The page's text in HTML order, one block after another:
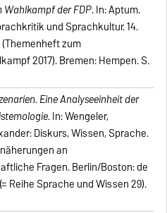
Wahlkampf der FDP. In: Aptum.
und Sprachkultur. 14.
zum
2017). Bremen: Hempen. S.
Eine Analyseeinheit der
In: Wengeler,
Diskurs, Wissen, Sprache.
an
Fragen. Berlin/Boston: de
Reihe Sprache und Wissen 29).